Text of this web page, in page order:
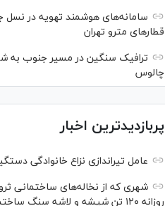
سامانه‌های هوشمند تهویه در نسل
قطار‌های مترو تهران
ترافیک سنگین در مسیر جنوب به
چالوس
پربازدیدترین اخبار
عامل تیراندازی نزاع خانوادگی
شهری که از نخاله‌های ساختمانی
روزانه ۱۲۰ تن شیشه و لاشه سنگ